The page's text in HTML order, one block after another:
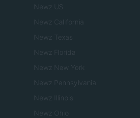
Newz US
Newz California
Newz Texas
Newz Florida
Newz New York
Newz Pennsylvania
Newz Illinois
Newz Ohio